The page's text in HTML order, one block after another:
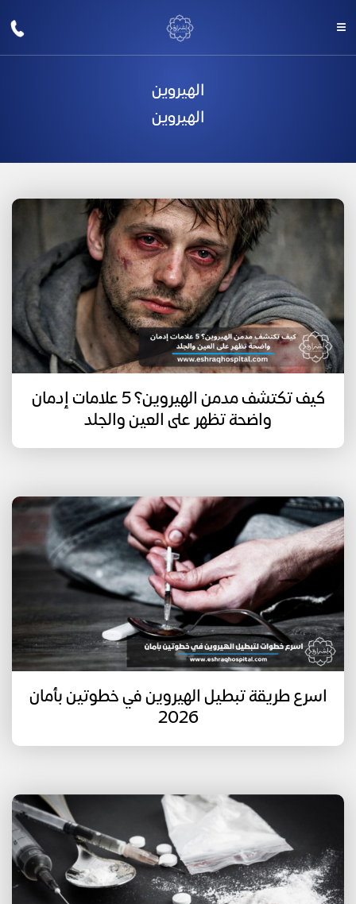
الهيروين
الهيروين
كيف تكتشف مدمن الهيروين؟ 5 علامات إدمان
واضحة تظهر على العين والجلد
اسرع طريقة تبطيل الهيروين في خطوتين بأمان
2026